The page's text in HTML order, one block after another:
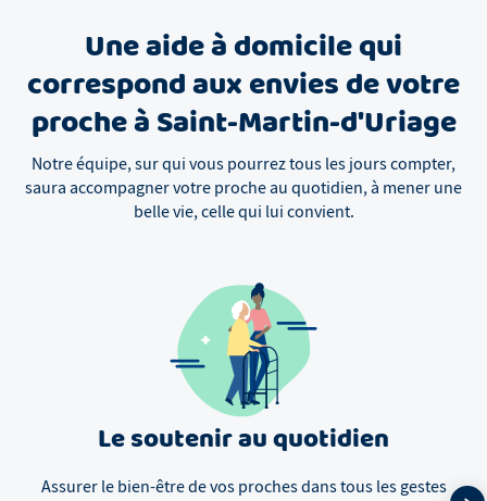
Une aide à domicile qui
correspond aux envies de votre
proche à Saint-Martin-d'Uriage
Notre équipe, sur qui vous pourrez tous les jours compter,
saura accompagner votre proche au quotidien, à mener une
belle vie, celle qui lui convient.
Le soutenir au quotidien
Assurer le bien-être de vos proches dans tous les gestes